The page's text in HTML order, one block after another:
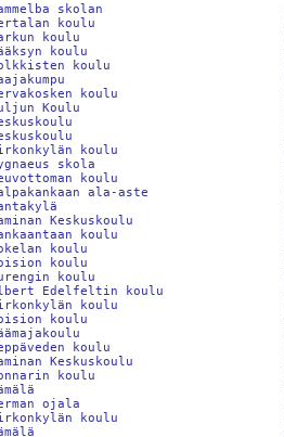
skolan
koulu
koulu
koulu
koulu
koulu
Koulu
koulu
skola
koulu
ala-aste
Keskuskoulu
koulu
koulu
koulu
koulu
Edelfeltin koulu
koulu
koulu
koulu
Keskuskoulu
koulu
Rämälä
ojala
koulu
Rämälä